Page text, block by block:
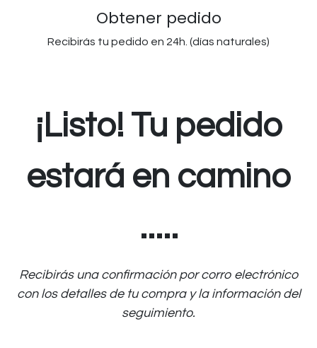
Obtener pedido
Recibirás tu pedido en 24h. (días naturales)
¡Listo! Tu pedido
estará en camino
.....
Recibirás una confirmación por corro electrónico
con los detalles de tu compra y la información del
seguimiento.